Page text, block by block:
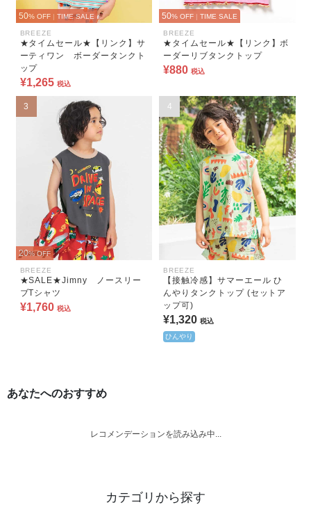
50% OFF | TIME SALE
BREEZE
★タイムセール★【リンク】サ
ーティワン ボーダータンクト
ップ
¥1,265 税込
50% OFF | TIME SALE
BREEZE
★タイムセール★【リンク】ボ
ーダーリブタンクトップ
¥880 税込
3
20% OFF
BREEZE
★SALE★Jimny ノースリー
ブTシャツ
¥1,760 税込
4
BREEZE
【接触冷感】サマーエール ひ
んやりタンクトップ (セットア
ップ可)
¥1,320 税込
ひんやり
あなたへのおすすめ
レコメンデーションを読み込み中...
カテゴリから探す